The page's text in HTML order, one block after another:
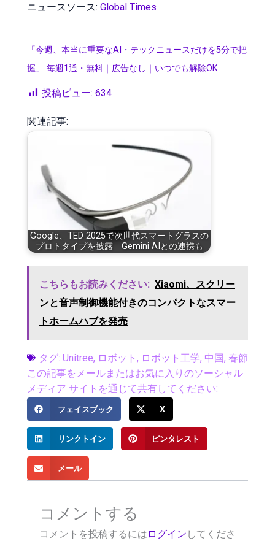
ニュースソース: Global Times
「今週、本当に重要なAI・テックニュースだけを5分で把
握」 毎週1通・無料｜広告なし｜いつでも解除OK
投稿ビュー: 634
関連記事:
Google、TED 2025で次世代スマートグラスの
プロトタイプを披露 Gemini AIとの連携も
こちらもお読みください: Xiaomi、スクリー
ンと音声制御機能付きのコンパクトなスマー
トホームハブを発売
タグ: Unitree, ロボット , ロボット工学, 中国, 春節
この記事をメールまたはお気に入りのソーシャル
メディア サイトを通じて共有してください:
フェイスブック X
リンクトイン ピンタレスト
メール
コメントする
コメントを投稿するには ログイン してくださ